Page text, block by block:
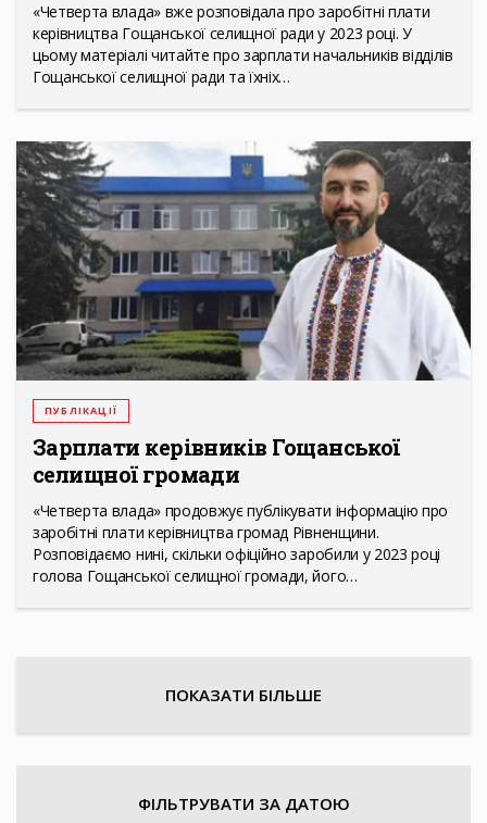
«Четверта влада» вже розповідала про заробітні плати
керівництва Гощанської селищної ради у 2023 році. У
цьому матеріалі читайте про зарплати начальників відділів
Гощанської селищної ради та їхніх…
ПУБЛІКАЦІЇ
Зарплати керівників Гощанської
селищної громади
«Четверта влада» продовжує публікувати інформацію про
заробітні плати керівництва громад Рівненщини.
Розповідаємо нині, скільки офіційно заробили у 2023 році
голова Гощанської селищної громади, його…
ПОКАЗАТИ БІЛЬШЕ
ФІЛЬТРУВАТИ ЗА ДАТОЮ